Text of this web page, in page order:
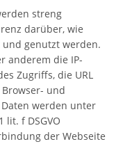
streng
darüber, wie
genutzt werden.
anderem die IP-
Zugriffs, die URL
und
werden unter
lit. f DSGVO
der Webseite